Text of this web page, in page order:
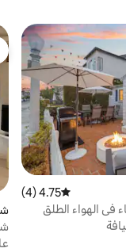
متوسط التقييم 4.75 من 5، 4
4.75 (4)
في الهواء الطلق